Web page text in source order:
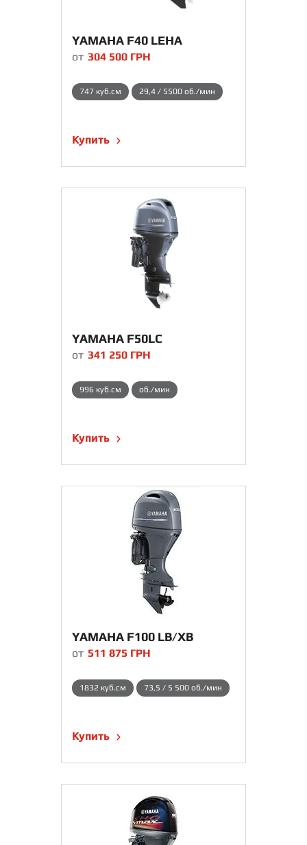
YAMAHA F40 LEHA
от 304 500 ГРН
747 куб.см 29,4 / 5500 об./мин
Купить
YAMAHA F50LC
от 341 250 ГРН
996 куб.см об./мин
Купить
YAMAHA F100 LB/XB
от 511 875 ГРН
1832 куб.см 73,5 / 5 500 об./мин
Купить